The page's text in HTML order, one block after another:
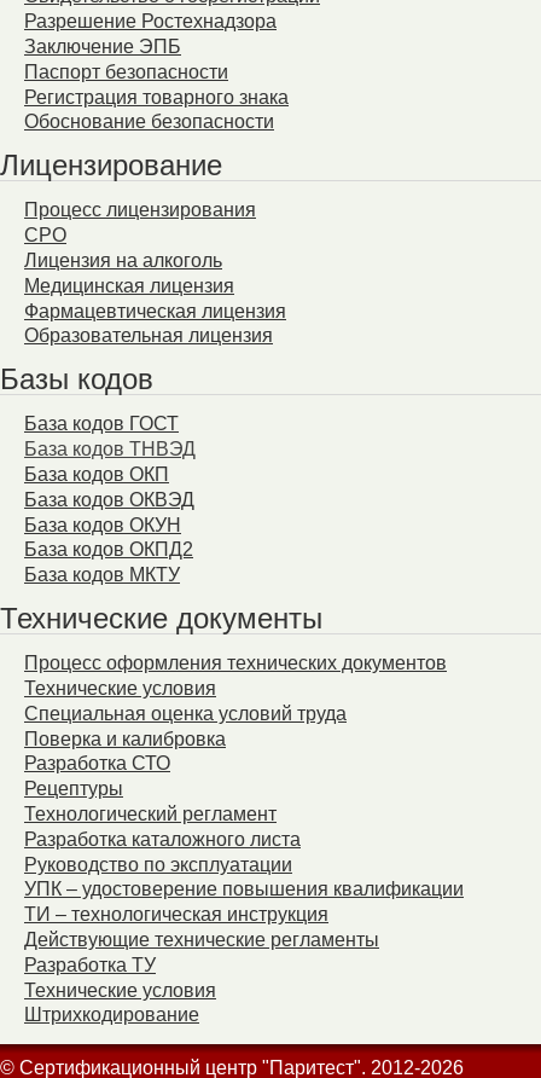
Разрешение Ростехнадзора
Заключение ЭПБ
Паспорт безопасности
Регистрация товарного знака
Обоснование безопасности
Лицензирование
Процесс лицензирования
СРО
Лицензия на алкоголь
Медицинская лицензия
Фармацевтическая лицензия
Образовательная лицензия
Базы кодов
База кодов ГОСТ
База кодов ТНВЭД
База кодов ОКП
База кодов ОКВЭД
База кодов ОКУН
База кодов ОКПД2
База кодов МКТУ
Технические документы
Процесс оформления технических документов
Технические условия
Специальная оценка условий труда
Поверка и калибровка
Разработка СТО
Рецептуры
Технологический регламент
Разработка каталожного листа
Руководство по эксплуатации
УПК – удостоверение повышения квалификации
ТИ – технологическая инструкция
Действующие технические регламенты
Разработка ТУ
Технические условия
Штрихкодирование
© Сертификационный центр "Паритест". 2012-2026